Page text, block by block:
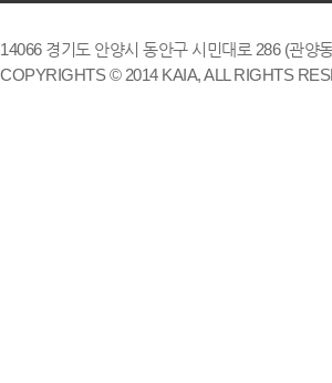
14066 경기도 안양시 동안구 시민대로 286 (관
COPYRIGHTS © 2014 KAIA, ALL RIGHTS